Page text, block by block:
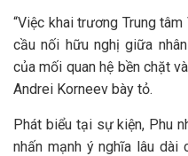
“Việc khai trương Trung
cầu nối hữu nghị giữa
của mối quan hệ bền chặt
Andrei Korneev bày tỏ.
Phát biểu tại sự kiện, Phu
nhấn mạnh ý nghĩa lâu dài